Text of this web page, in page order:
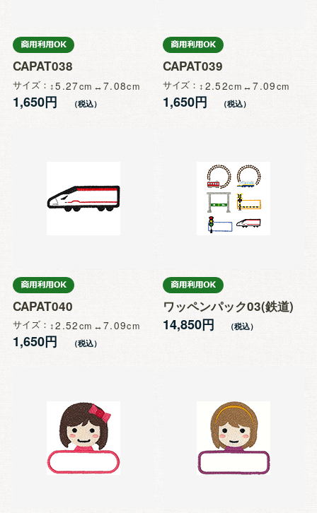
CAPAT038
サイズ 5.27 7.08
1,650円
CAPAT039
サイズ 2.52 7.09
1,650円
CAPAT040
サイズ 2.52 7.09
1,650円
ワッペンパック03(鉄道)
14,850円